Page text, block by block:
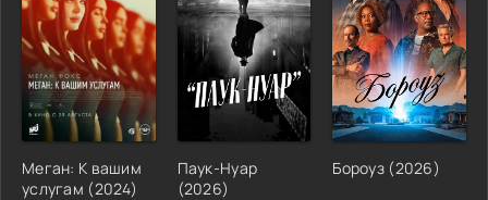
Меган: К вашим
услугам (2024)
Паук-Нуар
(2026)
Бороуз (2026)